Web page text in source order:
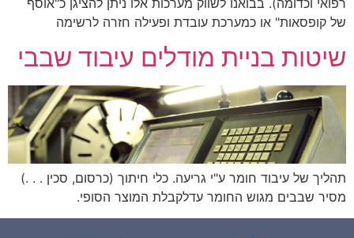
של קופסאות" או כמערכת עובדת ופעילה חזרה לרשימה
שיטות בניית מודלים עיבוד שבבי
תהליך של עיבוד חומר ע"י גריעה. כלי חיתוך (כרסום, סכין . . .)
מסיר שבבים מגוש החומר עדלקבלת המוצר הסופי.